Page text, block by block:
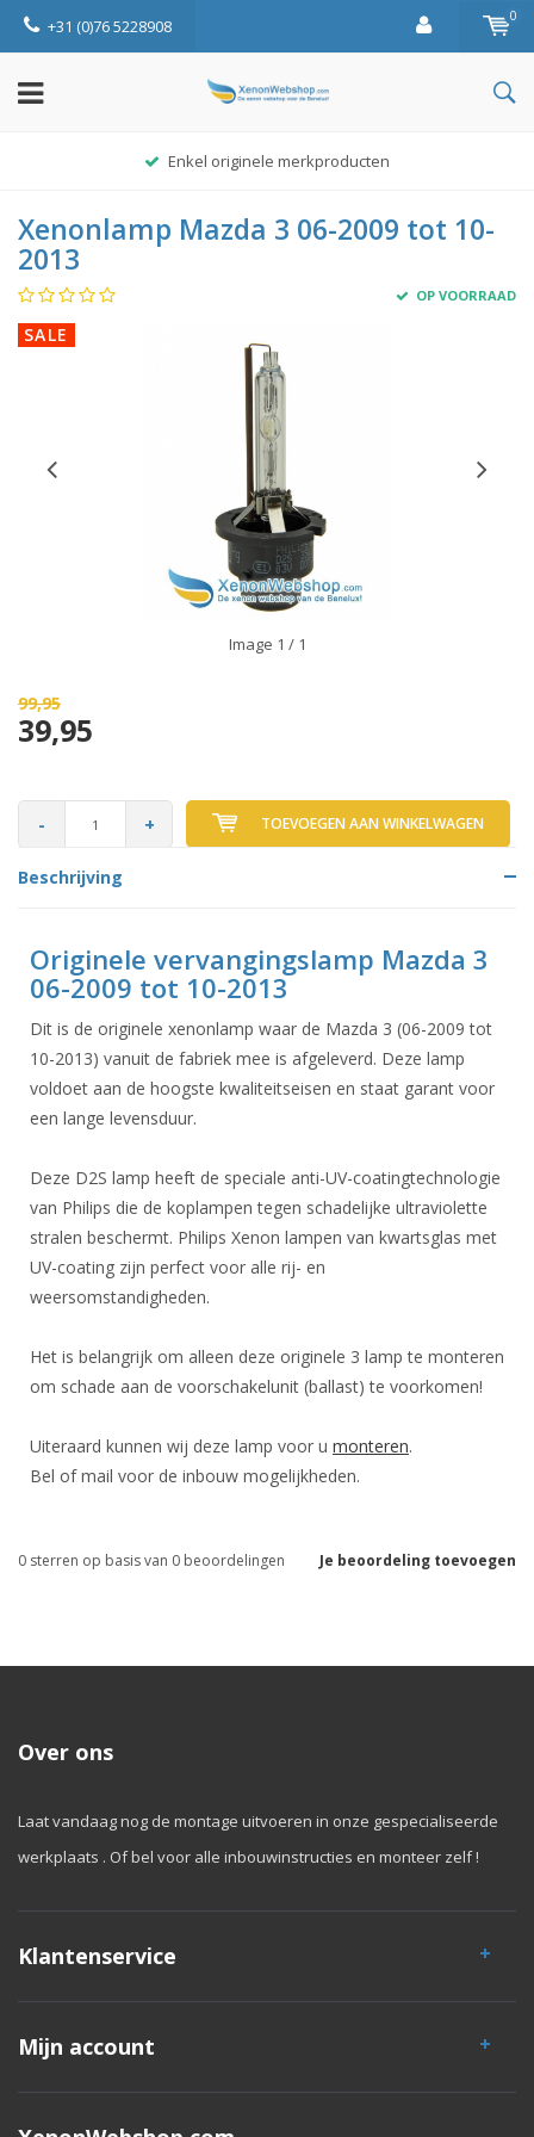
+31 (0)76 5228908 0
Enkel originele merkproducten
Xenonlamp Mazda 3 06-2009 tot 10-
2013
OP VOORRAAD
SALE
Image 1 / 1
99,95
39,95
- + TOEVOEGEN AAN WINKELWAGEN
Beschrijving
Originele vervangingslamp Mazda 3
06-2009 tot 10-2013
Dit is de originele xenonlamp waar de Mazda 3 (06-2009 tot
10-2013) vanuit de fabriek mee is afgeleverd. Deze lamp
voldoet aan de hoogste kwaliteitseisen en staat garant voor
een lange levensduur.
Deze D2S lamp heeft de speciale anti-UV-coatingtechnologie
van Philips die de koplampen tegen schadelijke ultraviolette
stralen beschermt. Philips Xenon lampen van kwartsglas met
UV-coating zijn perfect voor alle rij- en
weersomstandigheden.
Het is belangrijk om alleen deze originele 3 lamp te monteren
om schade aan de voorschakelunit (ballast) te voorkomen!
Uiteraard kunnen wij deze lamp voor u monteren.
Bel of mail voor de inbouw mogelijkheden.
Je beoordeling toevoegen
0 sterren op basis van 0 beoordelingen
Over ons
Laat vandaag nog de montage uitvoeren in onze gespecialiseerde
werkplaats . Of bel voor alle inbouwinstructies en monteer zelf !
Klantenservice
Mijn account